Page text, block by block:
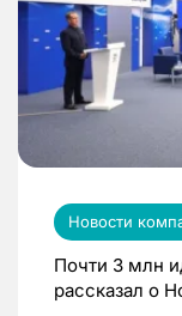
Новости
Почти 3 млн
рассказал о